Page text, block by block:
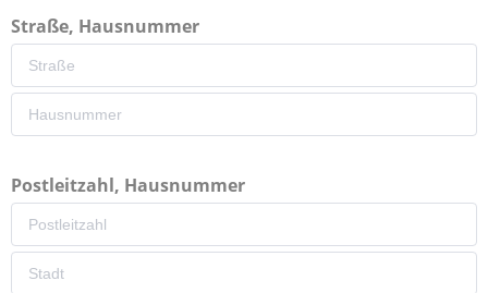
Straße, Hausnummer
Postleitzahl, Hausnummer